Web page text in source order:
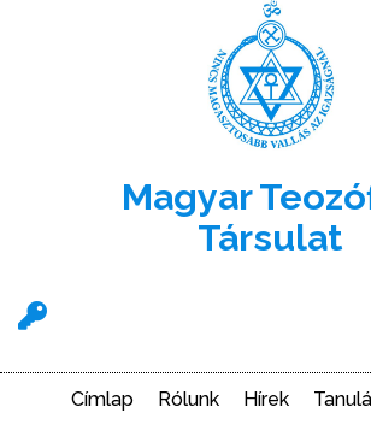
Felhasználói
Magyar
Társulat
Címlap Rólunk Hírek